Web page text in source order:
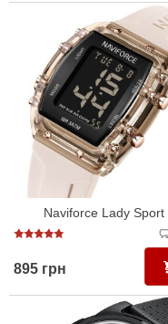
Naviforce Lady Sport
895 грн